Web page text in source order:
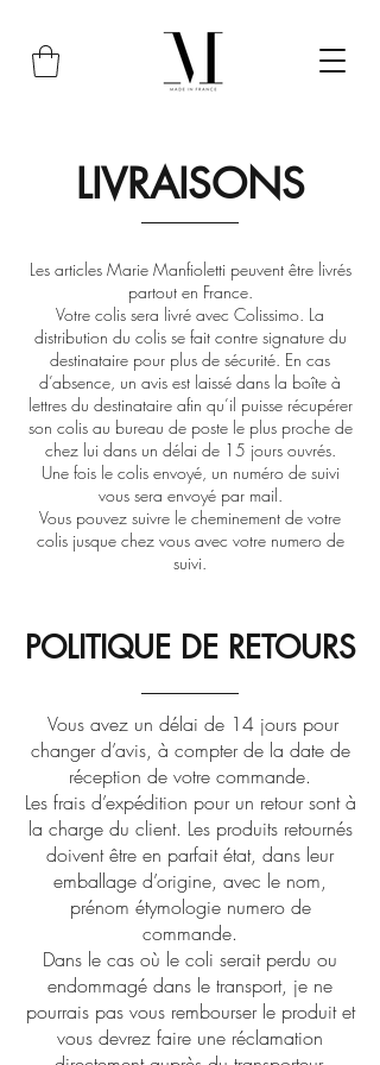
LIVRAISONS
Les articles Marie Manfioletti peuvent être livrés
partout en France.
Votre colis sera livré avec Colissimo. La
distribution du colis se fait contre signature du
destinataire pour plus de sécurité. En cas
d’absence, un avis est laissé dans la boîte à
lettres du destinataire afin qu’il puisse récupérer
son colis au bureau de poste le plus proche de
chez lui dans un délai de 15 jours ouvrés.
Une fois le colis envoyé, un numéro de suivi
vous sera envoyé par mail.
Vous pouvez suivre le cheminement de votre
colis jusque chez vous avec votre numero de
suivi.
POLITIQUE DE RETOURS
Vous avez un délai de 14 jours pour
changer d’avis, à compter de la date de
réception de votre commande.
Les frais d’expédition pour un retour sont à
la charge du client. Les produits retournés
doivent être en parfait état, dans leur
emballage d’origine, avec le nom,
prénom étymologie numero de
commande.
Dans le cas où le coli serait perdu ou
endommagé dans le transport, je ne
pourrais pas vous rembourser le produit et
vous devrez faire une réclamation